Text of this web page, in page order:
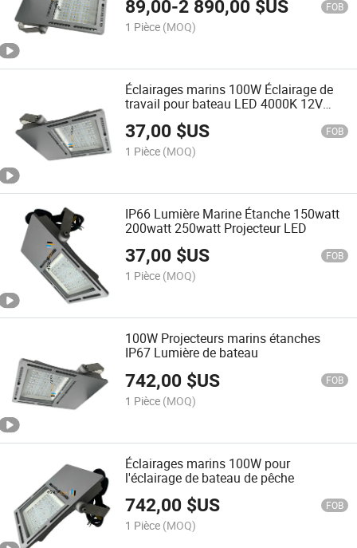
89,00-2 890,00 $US FOB
1 Pièce (MOQ)
Éclairages marins 100W Éclairage de
travail pour bateau LED 4000K 12V
37,00 $US FOB
1 Pièce (MOQ)
IP66 Lumière Marine Étanche 150watt
200watt 250watt Projecteur LED
37,00 $US FOB
1 Pièce (MOQ)
100W Projecteurs marins étanches
IP67 Lumière de bateau
742,00 $US FOB
1 Pièce (MOQ)
Éclairages marins 100W pour
l'éclairage de bateau de pêche
742,00 $US FOB
1 Pièce (MOQ)